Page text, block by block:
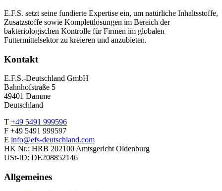
E.F.S. setzt seine fundierte Expertise ein, um natürliche Inhaltsstoffe,
Zusatzstoffe sowie Komplettlösungen im Bereich der
bakteriologischen Kontrolle für Firmen im globalen
Futtermittelsektor zu kreieren und anzubieten.
Kontakt
E.F.S.-Deutschland GmbH
Bahnhofstraße 5
49401 Damme
Deutschland
T +49 5491 999596
F +49 5491 999597
E info@efs-deutschland.com
HK Nr.: HRB 202100 Amtsgericht Oldenburg
USt-ID: DE208852146
Allgemeines